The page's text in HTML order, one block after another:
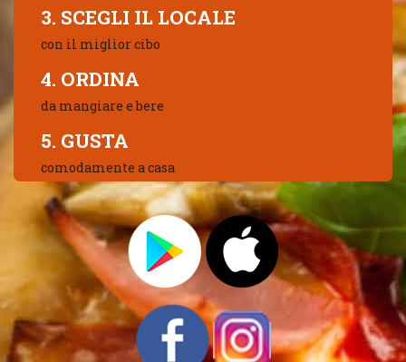
3. SCEGLI IL LOCALE
con il miglior cibo
4. ORDINA
da mangiare e bere
5. GUSTA
comodamente a casa